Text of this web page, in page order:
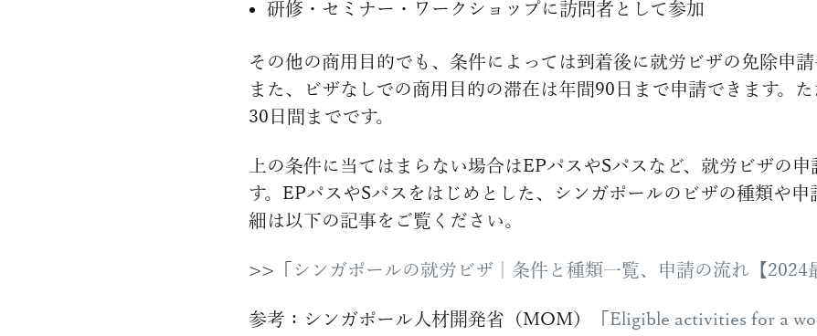
研修・セミナー・ワークショップに訪問者として参加
その他の商用目的でも、条件によっては到着後に就労ビザの免除申請
また、ビザなしでの商用目的の滞在は年間90日まで申請できます。
30日間までです。
上の条件に当てはまらない場合はEPパスやSパスなど、就労ビザの
す。EPパスやSパスをはじめとした、シンガポールのビザの種類や
細は以下の記事をご覧ください。
>>「 シンガポールの就労ビザ｜条件と種類一覧、申請の流れ【2024
参考：シンガポール人材開発省（MOM）「 Eligible activities for a